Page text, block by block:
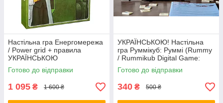
Настільна гра Енергомережа
/ Power grid + правила
УКРАЇНСЬКОЮ
Готово до відправки
1 095 ₴ 1 600 ₴
УКРАЇНСЬКОЮ! Настільна
гра Руммікуб: Руммі (Rummy
/ Rummikub Digital Game:
Дорожня версія)
Готово до відправки
340 ₴ 500 ₴